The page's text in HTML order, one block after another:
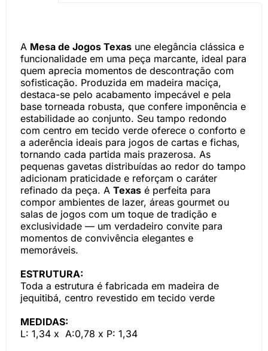
A Mesa de Jogos Texas une elegância clássica e
funcionalidade em uma peça marcante, ideal para
quem aprecia momentos de descontração com
sofisticação. Produzida em madeira maciça,
destaca-se pelo acabamento impecável e pela
base torneada robusta, que confere imponência e
estabilidade ao conjunto. Seu tampo redondo
com centro em tecido verde oferece o conforto e
a aderência ideais para jogos de cartas e fichas,
tornando cada partida mais prazerosa. As
pequenas gavetas distribuídas ao redor do tampo
adicionam praticidade e reforçam o caráter
refinado da peça. A Texas é perfeita para
compor ambientes de lazer, áreas gourmet ou
salas de jogos com um toque de tradição e
exclusividade — um verdadeiro convite para
momentos de convivência elegantes e
memoráveis.
ESTRUTURA:
Toda a estrutura é fabricada em madeira de
jequitibá, centro revestido em tecido verde
MEDIDAS:
L: 1,34 x A:0,78 x P: 1,34